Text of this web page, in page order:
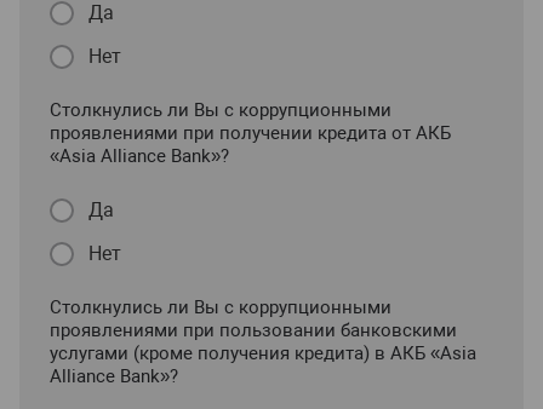
Да
Нет
Столкнулись ли Вы с коррупционными
проявлениями при получении кредита от АКБ
«Asia Alliance Bank»?
Да
Нет
Столкнулись ли Вы с коррупционными
проявлениями при пользовании банковскими
услугами (кроме получения кредита) в АКБ «Asia
Alliance Bank»?